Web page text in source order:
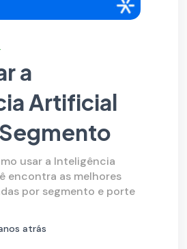
a
Artificial
usar a Inteligência
encontra as melhores
por segmento e porte
atrás